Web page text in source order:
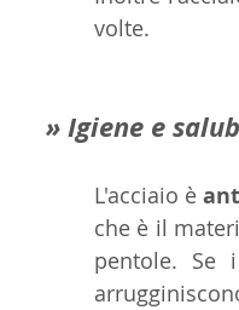
volte.
» Igiene e
L'acciaio è
che è il
pentole. Se